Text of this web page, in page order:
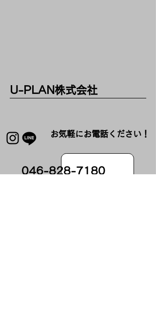
U-PLAN​株式会社
お気軽にお電話ください！
​046-828-7180